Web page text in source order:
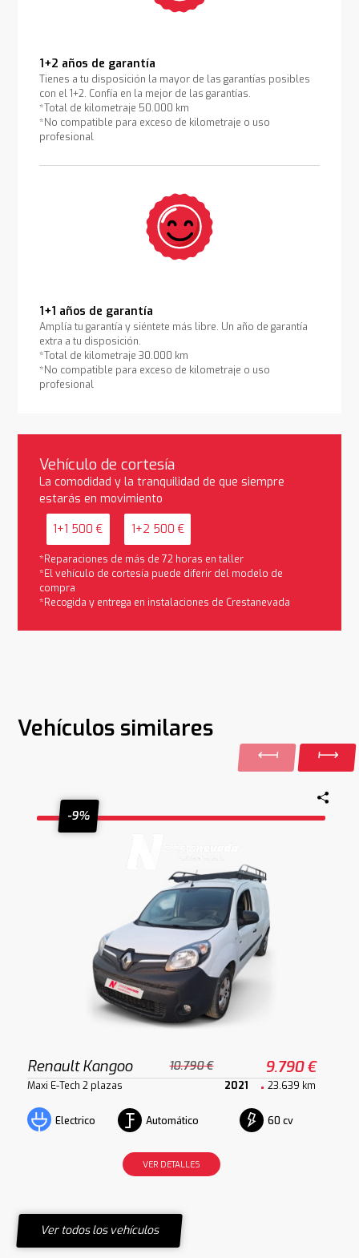
1+2 años de garantía
Tienes a tu disposición la mayor de las garantías posibles
con el 1+2. Confía en la mejor de las garantías.
*Total de kilometraje 50.000 km
*No compatible para exceso de kilometraje o uso
profesional
1+1 años de garantía
Amplía tu garantía y siéntete más libre. Un año de garantía
extra a tu disposición.
*Total de kilometraje 30.000 km
*No compatible para exceso de kilometraje o uso
profesional
Vehículo de cortesía
La comodidad y la tranquilidad de que siempre
estarás en movimiento
1+1 500 € 1+2 500 €
*Reparaciones de más de 72 horas en taller
*El vehículo de cortesía puede diferir del modelo de
compra
*Recogida y entrega en instalaciones de Crestanevada
Vehículos similares
-9%
Renault Kangoo 10.790 € 9.790 €
Maxi E-Tech 2 plazas 2021 23.639 km
Electrico Automático 60 cv
VER DETALLES
Ver todos los vehículos